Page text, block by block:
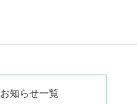
お知らせ一覧